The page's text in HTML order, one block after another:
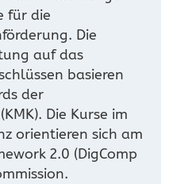
für die
Die
auf das
basieren
der
Die Kurse im
orientieren sich am
2.0 (DigComp